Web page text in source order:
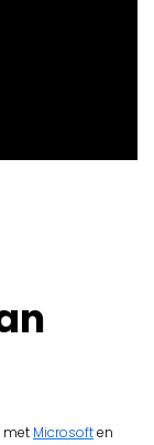
met Microsoften